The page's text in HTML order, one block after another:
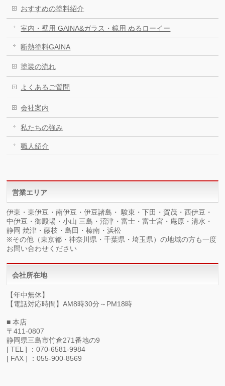
おすすめの塗料紹介
室内・壁用 GAINA&ガラス・鏡用 ぬるローイー
断熱塗料GAINA
塗装の流れ
よくあるご質問
会社案内
私たちの強み
職人紹介
営業エリア
伊東・東伊豆・南伊豆・伊豆諸島・ 駿東・下田・賀茂・西伊豆・
中伊豆・御殿場・小山 三島・沼津・富士・富士宮・庵原・清水・
静岡 焼津・藤枝・島田・榛南・浜松
※その他（東京都・神奈川県・千葉県・埼玉県）の地域の方も一度
お問い合わせください
会社所在地
【年中無休】
【電話対応時間】AM8時30分～PM18時
■ 本店
〒411-0807
静岡県三島市竹倉271番地の9
[ TEL ] ：070-6581-9984
[ FAX ] ：055-900-8569